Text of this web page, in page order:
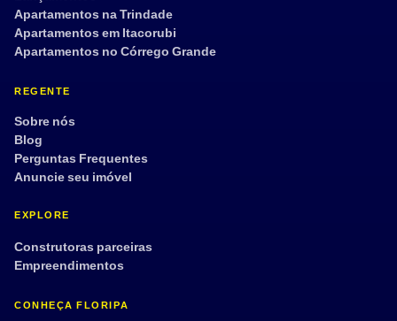
Aplicar filtros
Apartamentos na Trindade
Apartamentos em Itacorubi
Apartamentos no Córrego Grande
REGENTE
Sobre nós
Blog
Perguntas Frequentes
Anuncie seu imóvel
EXPLORE
Construtoras parceiras
Empreendimentos
CONHEÇA FLORIPA